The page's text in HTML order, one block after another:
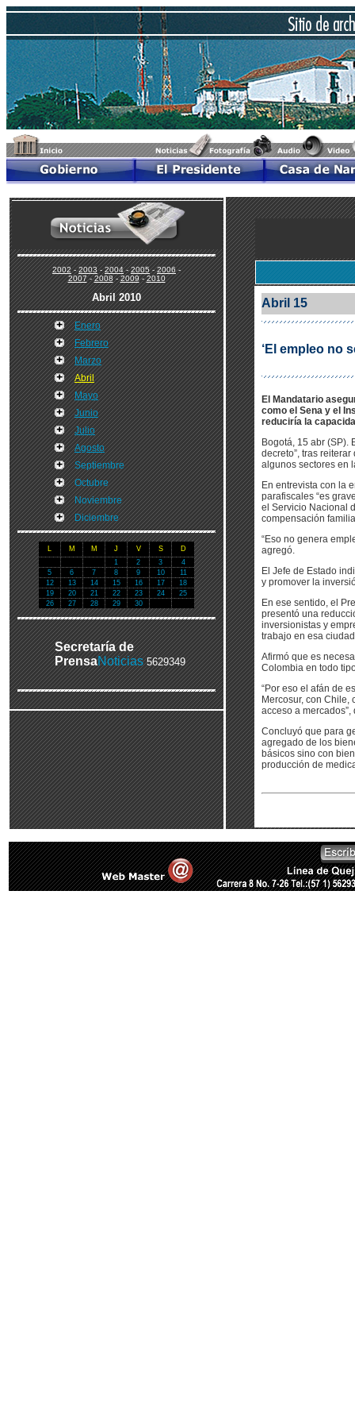
2002-2003-2004-2005-2006-
2007-2008-2009-2010
Abril 2010
Enero
Febrero
Marzo
Abril
Mayo
Junio
Julio
Agosto
Septiembre
Octubre
Noviembre
Diciembre
L M M J V S
D
1
2 3
4
5
6 7 8 9 10
11
12
13 14 15 16 17
18
19
20 21 22 23 24
25
26
27 28 29 30
Secretaría de
PrensaNoticias 5629349
Abril 15
‘El empleo no
El Mandatario
como el Sena y el
reduciría la
Bogotá, 15 abr (SP).
decreto”, tras
algunos sectores en
En entrevista con la
parafiscales “es
el Servicio Nacional
compensación
“Eso no genera
agregó.
El Jefe de Estado
y promover la
En ese sentido, el
presentó una
inversionistas y
trabajo en esa
Afirmó que es
Colombia en todo
“Por eso el afán de
Mercosur, con
acceso a
Concluyó que para
agregado de los
básicos sino con
producción de